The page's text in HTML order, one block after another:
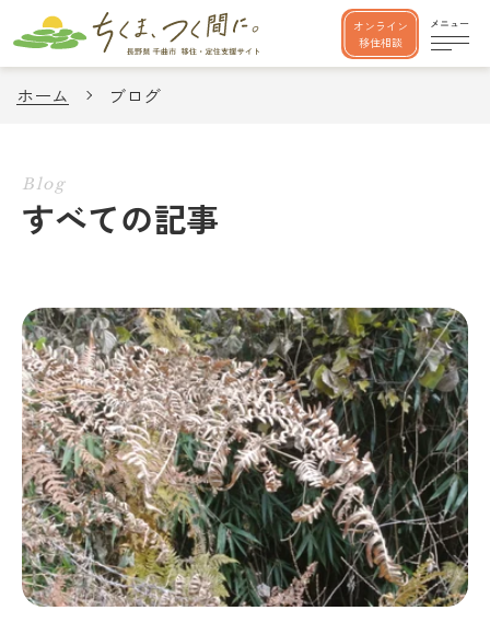
オンライン
移住相談
ホーム ブログ
Blog
すべての記事